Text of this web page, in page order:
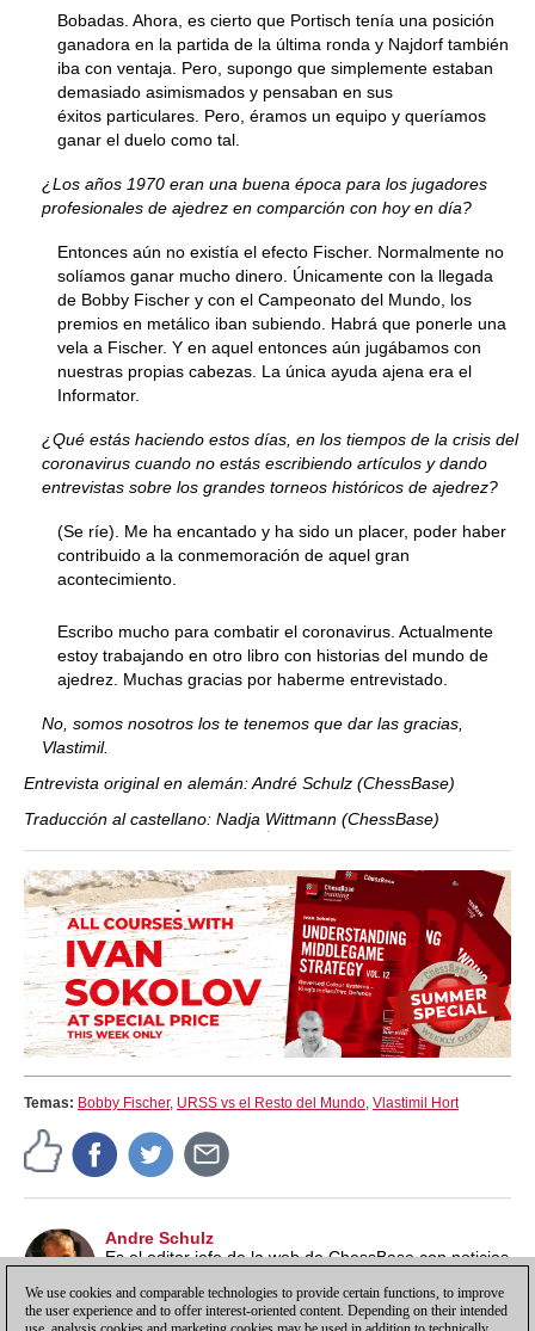
Bobadas. Ahora, es cierto que Portisch tenía una posición
ganadora en la partida de la última ronda y Najdorf también
iba con ventaja. Pero, supongo que simplemente estaban
demasiado asimismados y pensaban en sus
éxitos particulares. Pero, éramos un equipo y queríamos
ganar el duelo como tal.
¿Los años 1970 eran una buena época para los jugadores
profesionales de ajedrez en comparción con hoy en día?
Entonces aún no existía el efecto Fischer. Normalmente no
solíamos ganar mucho dinero. Únicamente con la llegada
de Bobby Fischer y con el Campeonato del Mundo, los
premios en metálico iban subiendo. Habrá que ponerle una
vela a Fischer. Y en aquel entonces aún jugábamos con
nuestras propias cabezas. La única ayuda ajena era el
Informator.
¿Qué estás haciendo estos días, en los tiempos de la crisis del
coronavirus cuando no estás escribiendo artículos y dando
entrevistas sobre los grandes torneos históricos de ajedrez?
(Se ríe). Me ha encantado y ha sido un placer, poder haber
contribuido a la conmemoración de aquel gran
acontecimiento.
Escribo mucho para combatir el coronavirus. Actualmente
estoy trabajando en otro libro con historias del mundo de
ajedrez. Muchas gracias por haberme entrevistado.
No, somos nosotros los te tenemos que dar las gracias,
Vlastimil.
Entrevista original en alemán: André Schulz (ChessBase)
Traducción al castellano: Nadja Wittmann (ChessBase)
Temas: Bobby Fischer, URSS vs el Resto del Mundo Vlastimil Hort
Andre Schulz
Es el editor jefe de la web de ChessBase con noticias
lleva la web alemana desde 1997.
We use cookies and comparable technologies to provide certain functions, to improve
the user experience and to offer interest-oriented content. Depending on their intended